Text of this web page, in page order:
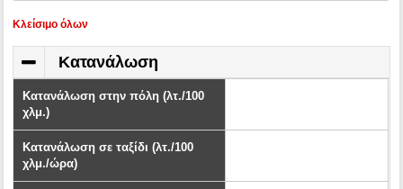
Kλείσιμο όλων
Κατανάλωση
Κατανάλωση στην πόλη (λτ./100
χλμ.)
Κατανάλωση σε ταξίδι (λτ./100
χλμ./ώρα)